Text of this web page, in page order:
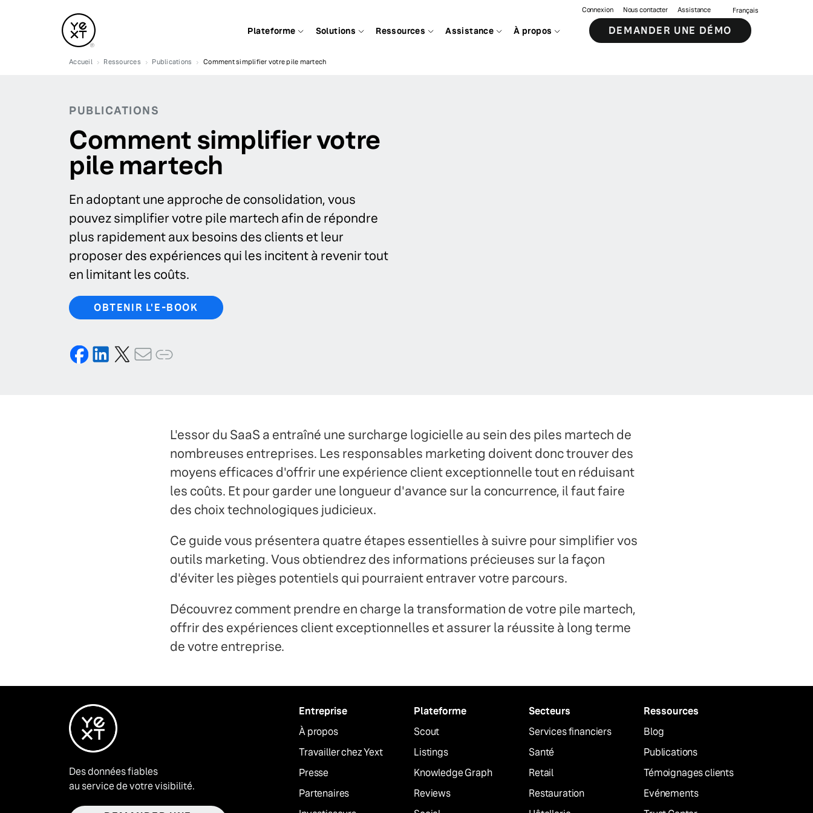
Plateforme Solutions Ressources Assistance À propos
Connexion Nous contacter Assistance Français
DEMANDER UNE DÉMO
Accueil Ressources Publications Comment simplifier votre pile martech
PUBLICATIONS
Comment simplifier votre
pile martech
En adoptant une approche de consolidation, vous
pouvez simplifier votre pile martech afin de répondre
plus rapidement aux besoins des clients et leur
proposer des expériences qui les incitent à revenir tout
en limitant les coûts.
OBTENIR L'E-BOOK
L'essor du SaaS a entraîné une surcharge logicielle au sein des piles martech de
nombreuses entreprises. Les responsables marketing doivent donc trouver des
moyens efficaces d'offrir une expérience client exceptionnelle tout en réduisant
les coûts. Et pour garder une longueur d'avance sur la concurrence, il faut faire
des choix technologiques judicieux.
Ce guide vous présentera quatre étapes essentielles à suivre pour simplifier vos
outils marketing. Vous obtiendrez des informations précieuses sur la façon
d'éviter les pièges potentiels qui pourraient entraver votre parcours.
Découvrez comment prendre en charge la transformation de votre pile martech,
offrir des expériences client exceptionnelles et assurer la réussite à long terme
de votre entreprise.
Des données fiables
au service de votre visibilité.
Entreprise
À propos
Travailler chez Yext
Presse
Partenaires
Plateforme
Scout
Listings
Knowledge Graph
Reviews
Secteurs
Services financiers
Santé
Retail
Restauration
Ressources
Blog
Publications
Témoignages clients
Evénements